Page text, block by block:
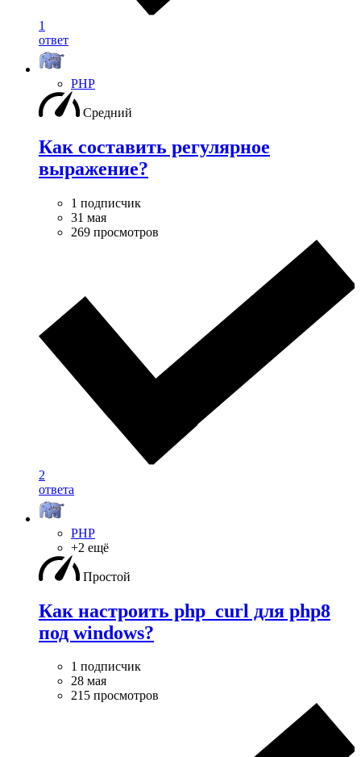
1
ответ
PHP
Средний
Как составить регулярное
выражение?
1 подписчик
31 мая
269 просмотров
2
ответа
PHP
+2 ещё
Простой
Как настроить php_curl для php8
под windows?
1 подписчик
28 мая
215 просмотров